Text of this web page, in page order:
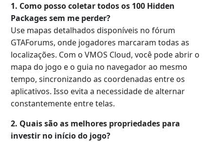
1. Como posso coletar todos os 100 Hidden
Packages sem me perder?
Use mapas detalhados disponíveis no fórum
GTAForums, onde jogadores marcaram todas as
localizações. Com o VMOS Cloud, você pode abrir o
mapa do jogo e o guia no navegador ao mesmo
tempo, sincronizando as coordenadas entre os
aplicativos. Isso evita a necessidade de alternar
constantemente entre telas.
2. Quais são as melhores propriedades para
investir no início do jogo?